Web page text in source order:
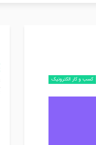
کسب و کار الکترونیک